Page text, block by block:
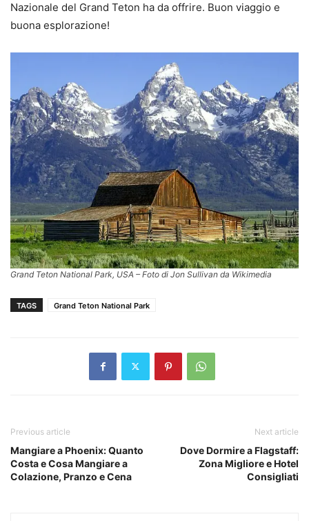
Nazionale del Grand Teton ha da offrire. Buon viaggio e
buona esplorazione!
Grand Teton National Park, USA – Foto di Jon Sullivan da Wikimedia
TAGS Grand Teton National Park
Previous article
Mangiare a Phoenix: Quanto
Costa e Cosa Mangiare a
Colazione, Pranzo e Cena
Next article
Dove Dormire a Flagstaff:
Zona Migliore e Hotel
Consigliati